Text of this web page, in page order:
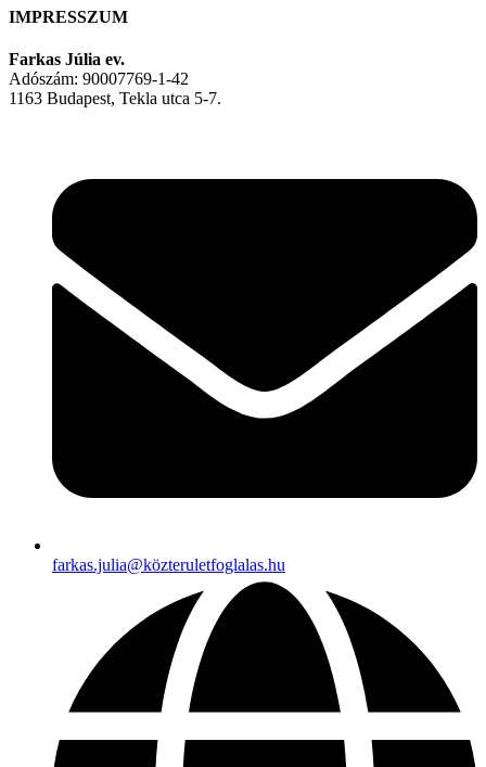
IMPRESSZUM
Farkas Júlia ev.
Adószám: 90007769-1-42
1163 Budapest, Tekla utca 5-7.
farkas.julia@közteruletfoglalas.hu